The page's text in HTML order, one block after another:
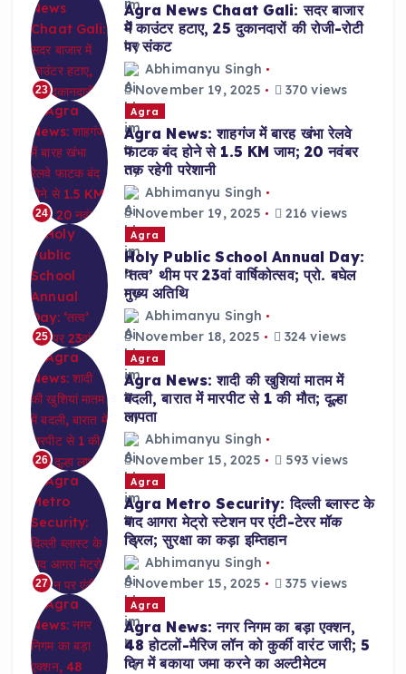
23
Agra News Chaat Gali: सदर बाजार
में काउंटर हटाए, 25 दुकानदारों की रोजी-रोटी
पर संकट
Abhimanyu Singh
November 19, 2025
370 views
24
Agra
Agra News: शाहगंज में बारह खंभा रेलवे
फाटक बंद होने से 1.5 KM जाम; 20 नवंबर
तक रहेगी परेशानी
Abhimanyu Singh
November 19, 2025
216 views
25
Agra
Holy Public School Annual Day:
‘तत्व’ थीम पर 23वां वार्षिकोत्सव; प्रो. बघेल
मुख्य अतिथि
Abhimanyu Singh
November 18, 2025
324 views
26
Agra
Agra News: शादी की खुशियां मातम में
बदली, बारात में मारपीट से 1 की मौत; दूल्हा
लापता
Abhimanyu Singh
November 15, 2025
593 views
27
Agra
Agra Metro Security: दिल्ली ब्लास्ट के
बाद आगरा मेट्रो स्टेशन पर एंटी-टेरर मॉक
ड्रिल; सुरक्षा का कड़ा इम्तिहान
Abhimanyu Singh
November 15, 2025
375 views
Agra
Agra News: नगर निगम का बड़ा एक्शन,
48 होटलों-मैरिज लॉन को कुर्की वारंट जारी; 5
दिन में बकाया जमा करने का अल्टीमेटम